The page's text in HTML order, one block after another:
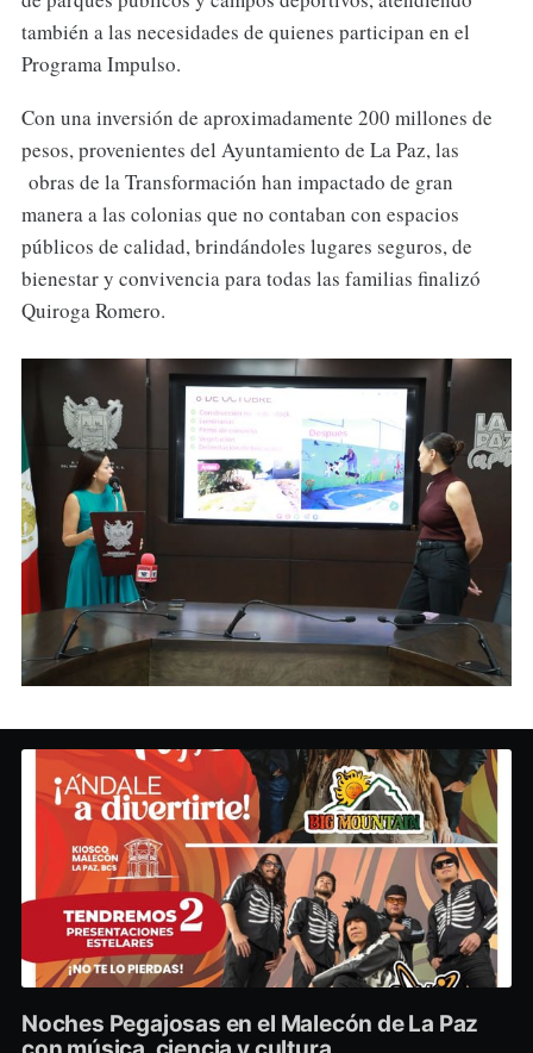
también a las necesidades de quienes participan en el
Programa Impulso.
Con una inversión de aproximadamente 200 millones de
pesos, provenientes del Ayuntamiento de La Paz, las
obras de la Transformación han impactado de gran
manera a las colonias que no contaban con espacios
públicos de calidad, brindándoles lugares seguros, de
bienestar y convivencia para todas las familias finalizó
Quiroga Romero.
Noches Pegajosas en el Malecón de La Paz